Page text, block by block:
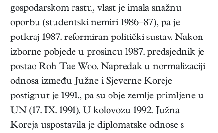
gospodarskom rastu, vlast je imala snažnu
oporbu (studentski nemiri 1986–87), pa je
potkraj 1987. reformiran politički sustav. Nakon
izborne pobjede u prosincu 1987. predsjednik je
postao Roh Tae Woo. Napredak u normalizaciji
odnosa između Južne i Sjeverne Koreje
postignut je 1991., pa su obje zemlje primljene u
UN (17. IX. 1991). U kolovozu 1992. Južna
Koreja uspostavila je diplomatske odnose s